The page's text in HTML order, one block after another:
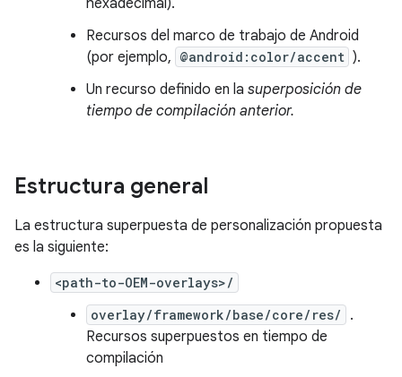
hexadecimal).
Recursos del marco de trabajo de Android
(por ejemplo, @android:color/accent ).
Un recurso definido en la superposición de
tiempo de compilación anterior.
Estructura general
La estructura superpuesta de personalización propuesta
es la siguiente:
<path-to-OEM-overlays>/
overlay/framework/base/core/res/
.
Recursos superpuestos en tiempo de
compilación